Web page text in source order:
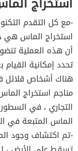
-مع كل التقدم
استخراج الماس هي
أن هذه العملية
تحدد إمكانية
هناك أشخاص قلائل
مناجم استخراج
التجاري ، في
الماس المتبعة في
-تم اكتشاف وجود